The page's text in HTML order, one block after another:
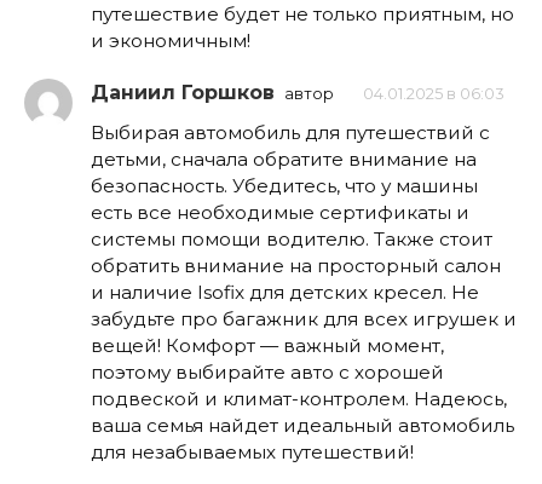
путешествие будет не только приятным, но
и экономичным!
Даниил Горшков автор 04.01.2025 в 06:03
Выбирая автомобиль для путешествий с
детьми, сначала обратите внимание на
безопасность. Убедитесь, что у машины
есть все необходимые сертификаты и
системы помощи водителю. Также стоит
обратить внимание на просторный салон
и наличие Isofix для детских кресел. Не
забудьте про багажник для всех игрушек и
вещей! Комфорт — важный момент,
поэтому выбирайте авто с хорошей
подвеской и климат-контролем. Надеюсь,
ваша семья найдет идеальный автомобиль
для незабываемых путешествий!